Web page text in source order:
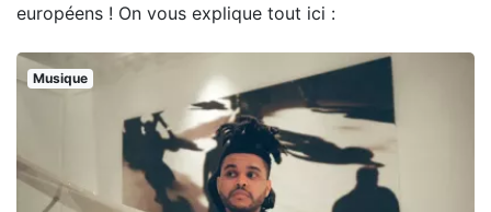
européens ! On vous explique tout ici :
Musique